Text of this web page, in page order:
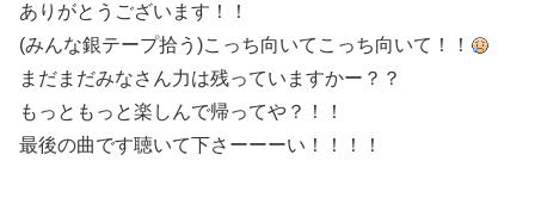
ありがとうございます！！
(みんな銀テープ拾う)こっち向いてこっち向いて！！
まだまだみなさん力は残っていますかー？？
もっともっと楽しんで帰ってや？！！
最後の曲です聴いて下さーーーい！！！！